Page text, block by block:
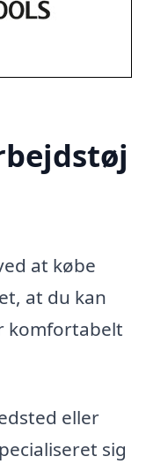
at købe
at du kan
komfortabelt
eller
sig